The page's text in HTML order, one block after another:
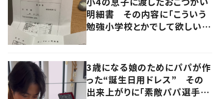
明細書 その内容に「こういう
勉強小学校とかでして欲しい」
3歳になる娘のためにパパが作
った“誕生日用ドレス” その
出来上がりに「素敵パパ選手権